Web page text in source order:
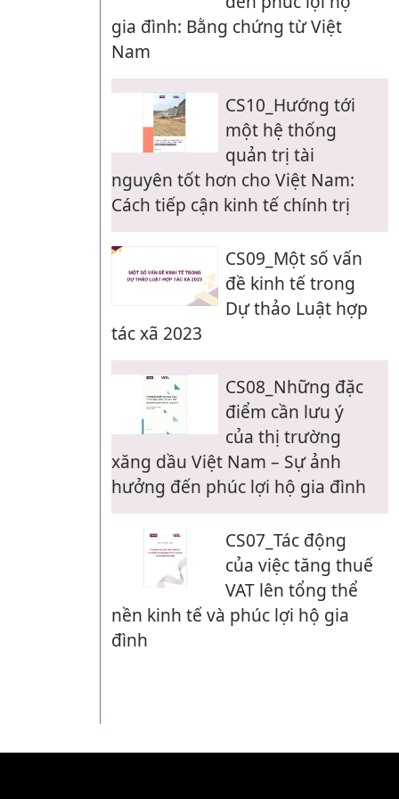
gia đình: Bằng chứng từ Việt
Nam
CS10_Hướng tới
một hệ thống
quản trị tài
nguyên tốt hơn cho Việt Nam:
Cách tiếp cận kinh tế chính trị
CS09_Một số vấn
đề kinh tế trong
Dự thảo Luật hợp
tác xã 2023
CS08_Những đặc
điểm cần lưu ý
của thị trường
xăng dầu Việt Nam – Sự ảnh
hưởng đến phúc lợi hộ gia đình
CS07_Tác động
của việc tăng thuế
VAT lên tổng thể
nền kinh tế và phúc lợi hộ gia
đình